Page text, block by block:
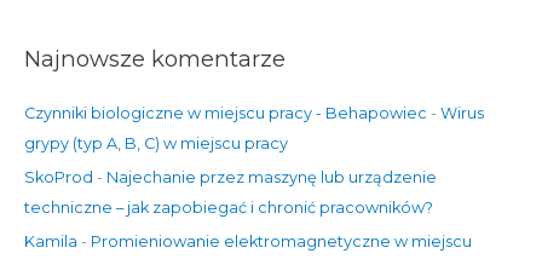
Najnowsze komentarze
Czynniki biologiczne w miejscu pracy - Behapowiec - Wirus
grypy (typ A, B, C) w miejscu pracy
SkoProd - Najechanie przez maszynę lub urządzenie
techniczne – jak zapobiegać i chronić pracowników?
Kamila - Promieniowanie elektromagnetyczne w miejscu